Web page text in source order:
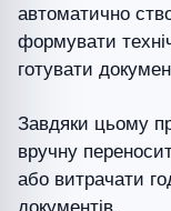
автоматично
формувати
готувати
Завдяки цьому
вручну
або витрачати
документів.